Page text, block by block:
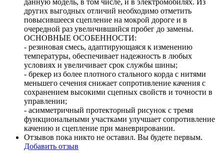
других выгодных отличий необходимо отметить
повысившееся сцепление на мокрой дороге и в
очередной раз увеличившийся пробег до замены.
ОСНОВНЫЕ ОСОБЕННОСТИ:
- резиновая смесь, адаптирующаяся к изменению
температуры, обеспечивает надежность в любых
условиях и увеличивает срок службы шины;
- брекер из более плотного стального корда с нитями
меньшего сечения снижает сопротивление качения с
сохранением высокими сцепных свойств и точности в
управлении;
- асимметричный протекторный рисунок с тремя
функциональными участками улучшает сопротивление
качению и сцепление при маневрировании.
Отзывов пока никто не оставил. Вы будете первым.
Добавить отзыв